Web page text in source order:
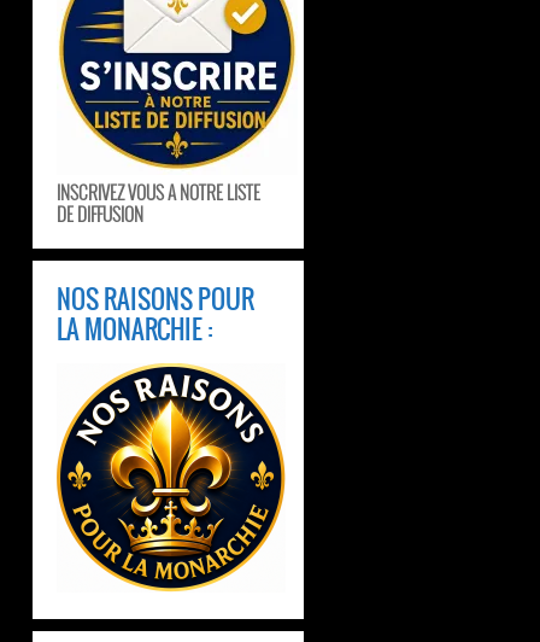
INSCRIVEZ VOUS A NOTRE LISTE
DE DIFFUSION
NOS RAISONS POUR
LA MONARCHIE :